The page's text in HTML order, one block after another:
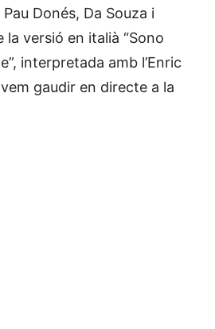
Donés, Da Souza i
la versió en italià “Sono
interpretada amb l’Enric
gaudir en directe a la